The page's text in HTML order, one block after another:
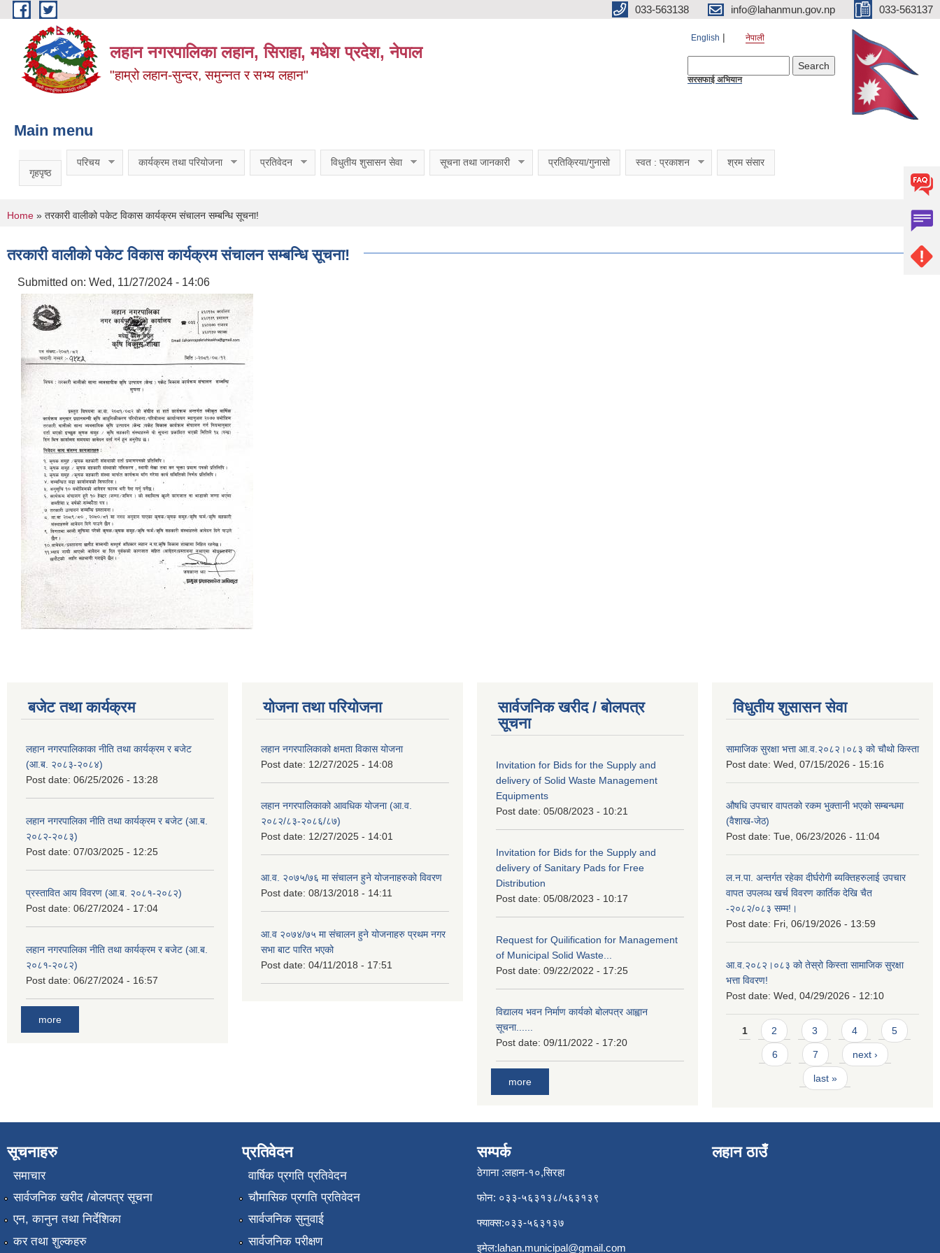
Skip to main content 033-563138 info@lahanmun.gov.np 033-563137
लहान नगरपालिका लहान, सिराहा, मधेश प्रदेश, नेपाल
"हाम्रो लहान-सुन्दर, समुन्नत र सभ्य लहान"
English नेपाली
सरसफाई अभियान
Main menu
गृहपृष्ठ
परिचय कार्यक्रम तथा परियोजना प्रतिवेदन विधुतीय शुसासन सेवा सूचना तथा जानकारी प्रतिक्रिया/गुनासो स्वत : प्रकाशन श्रम संसार
You are here
Home » तरकारी वालीको पकेट विकास कार्यक्रम संचालन सम्बन्धि सूचना!
तरकारी वालीको पकेट विकास कार्यक्रम संचालन सम्बन्धि सूचना!
Submitted on: Wed, 11/27/2024 - 14:06
बजेट तथा कार्यक्रम
लहान नगरपालिकाका नीति तथा कार्यक्रम र बजेट
(आ.ब. २०८३-२०८४)
Post date: 06/25/2026 - 13:28
लहान नगरपालिका नीति तथा कार्यक्रम र बजेट (आ.ब.
२०८२-२०८३)
Post date: 07/03/2025 - 12:25
प्रस्तावित आय विवरण (आ.ब. २०८१-२०८२)
Post date: 06/27/2024 - 17:04
लहान नगरपालिका नीति तथा कार्यक्रम र बजेट (आ.ब.
२०८१-२०८२)
Post date: 06/27/2024 - 16:57
more
योजना तथा परियोजना
लहान नगरपालिकाको क्षमता विकास योजना
Post date: 12/27/2025 - 14:08
लहान नगरपालिकाको आवधिक योजना (आ.व.
२०८२/८३-२०८६/८७)
Post date: 12/27/2025 - 14:01
आ.व. २०७५/७६ मा संचालन हुने योजनाहरुको विवरण
Post date: 08/13/2018 - 14:11
आ.व २०७४/७५ मा संचालन हुने योजनाहरु प्रथम नगर
सभा बाट पारित भएको
Post date: 04/11/2018 - 17:51
सार्वजनिक खरीद / बोलपत्र
सूचना
Invitation for Bids for the Supply and
delivery of Solid Waste Management
Equipments
Post date: 05/08/2023 - 10:21
Invitation for Bids for the Supply and
delivery of Sanitary Pads for Free
Distribution
Post date: 05/08/2023 - 10:17
Request for Quilification for Management
of Municipal Solid Waste...
Post date: 09/22/2022 - 17:25
विद्यालय भवन निर्माण कार्यको बोलपत्र आह्वान
सूचना......
Post date: 09/11/2022 - 17:20
more
विधुतीय शुसासन सेवा
सामाजिक सुरक्षा भत्ता आ.व.२०८२।०८३ को चौथो किस्ता
Post date: Wed, 07/15/2026 - 15:16
औषधि उपचार वापतको रकम भुक्तानी भएको सम्बन्धमा
(वैशाख-जेठ)
Post date: Tue, 06/23/2026 - 11:04
ल.न.पा. अन्तर्गत रहेका दीर्घरोगी ब्यक्तिहरुलाई उपचार
वापत उपलव्ध खर्च विवरण कार्तिक देखि चैत
-२०८२/०८३ सम्म!।
Post date: Fri, 06/19/2026 - 13:59
आ.व.२०८२।०८३ को तेस्रो किस्ता सामाजिक सुरक्षा
भत्ता विवरण!
Post date: Wed, 04/29/2026 - 12:10
Pages
1 2 3 4 5
6 7 next ›
last »
सूचनाहरु
समाचार
सार्वजनिक खरीद /बोलपत्र सूचना
एन, कानुन तथा निर्देशिका
कर तथा शुल्कहरु
प्रतिवेदन
वार्षिक प्रगति प्रतिवेदन
चौमासिक प्रगति प्रतिवेदन
सार्वजनिक सुनुवाई
सार्वजनिक परीक्षण
सम्पर्क
ठेगाना :लहान-१०,सिरहा
फोन: ०३३-५६३१३८/५६३१३९
फ्याक्स:०३३-५६३१३७
इमेल:lahan.municipal@gmail.com
लहान ठाउँ